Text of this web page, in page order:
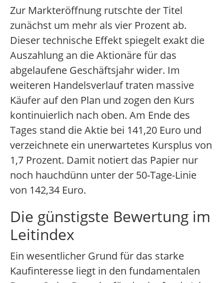
Zur Markteröffnung rutschte der Titel
zunächst um mehr als vier Prozent ab.
Dieser technische Effekt spiegelt exakt die
Auszahlung an die Aktionäre für das
abgelaufene Geschäftsjahr wider. Im
weiteren Handelsverlauf traten massive
Käufer auf den Plan und zogen den Kurs
kontinuierlich nach oben. Am Ende des
Tages stand die Aktie bei 141,20 Euro und
verzeichnete ein unerwartetes Kursplus von
1,7 Prozent. Damit notiert das Papier nur
noch hauchdünn unter der 50-Tage-Linie
von 142,34 Euro.
Die günstigste Bewertung im
Leitindex
Ein wesentlicher Grund für das starke
Kaufinteresse liegt in den fundamentalen